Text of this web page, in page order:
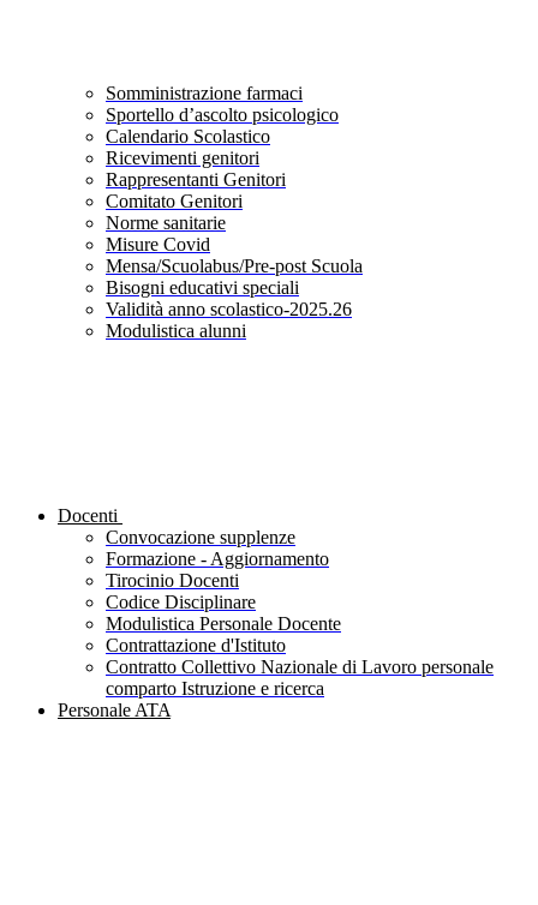
Somministrazione farmaci
Sportello d’ascolto psicologico
Calendario Scolastico
Ricevimenti genitori
Rappresentanti Genitori
Comitato Genitori
Norme sanitarie
Misure Covid
Mensa/Scuolabus/Pre-post Scuola
Bisogni educativi speciali
Validità anno scolastico-2025.26
Modulistica alunni
Docenti
Convocazione supplenze
Formazione - Aggiornamento
Tirocinio Docenti
Codice Disciplinare
Modulistica Personale Docente
Contrattazione d'Istituto
Contratto Collettivo Nazionale di Lavoro personale
comparto Istruzione e ricerca
Personale ATA